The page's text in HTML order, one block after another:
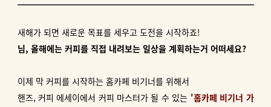
새해가 되면 새로운 목표를 세우고 도전을 시작하죠!
님, 올해에는 커피를 직접 내려보는 일상을 계획하는거 어떠세요?
이제 막 커피를 시작하는 홈카페 비기너를 위해서
핸즈, 커피 에세이에서 커피 마스터가 될 수 있는 '홈카페 비기너 가